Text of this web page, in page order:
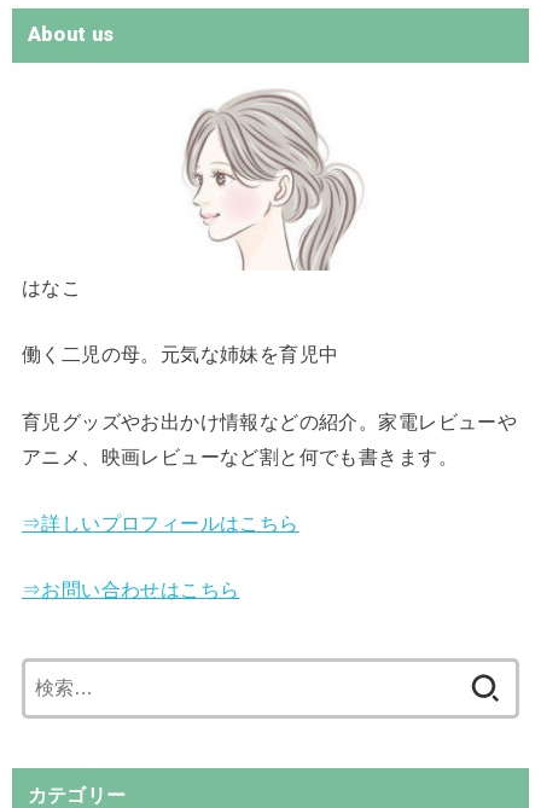
About us
はなこ
働く二児の母。元気な姉妹を育児中
育児グッズやお出かけ情報などの紹介。家電レビューや
アニメ、映画レビューなど割と何でも書きます。
⇒詳しいプロフィールはこちら
⇒お問い合わせはこちら
索
カテゴリー